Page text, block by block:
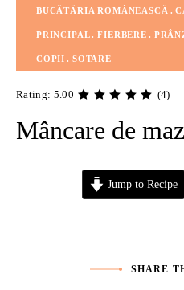
BUCĂTĂRIA ROMÂNEASCĂ
PRINCIPAL FIERBERE
COPII SOTARE
Rating: 5.00 (4)
Mâncare de
Jump to Recipe
SHARE